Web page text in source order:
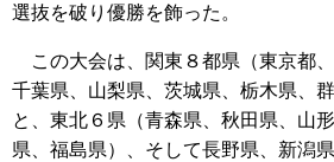
選抜を破り優勝を飾った。
この大会は、関東８都県（東京都、
千葉県、山梨県、茨城県、栃木県、
と、東北６県（青森県、秋田県、山
県、福島県）、そして長野県、新潟